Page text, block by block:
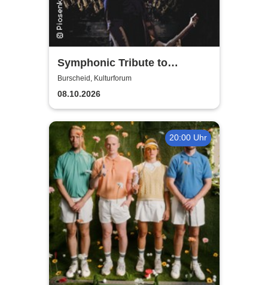
Symphonic Tribute to
Metallica
Burscheid, Kulturforum
08.10.2026
20:00 Uhr